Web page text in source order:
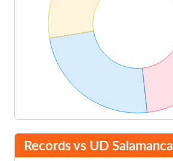
Records vs UD Salamanca